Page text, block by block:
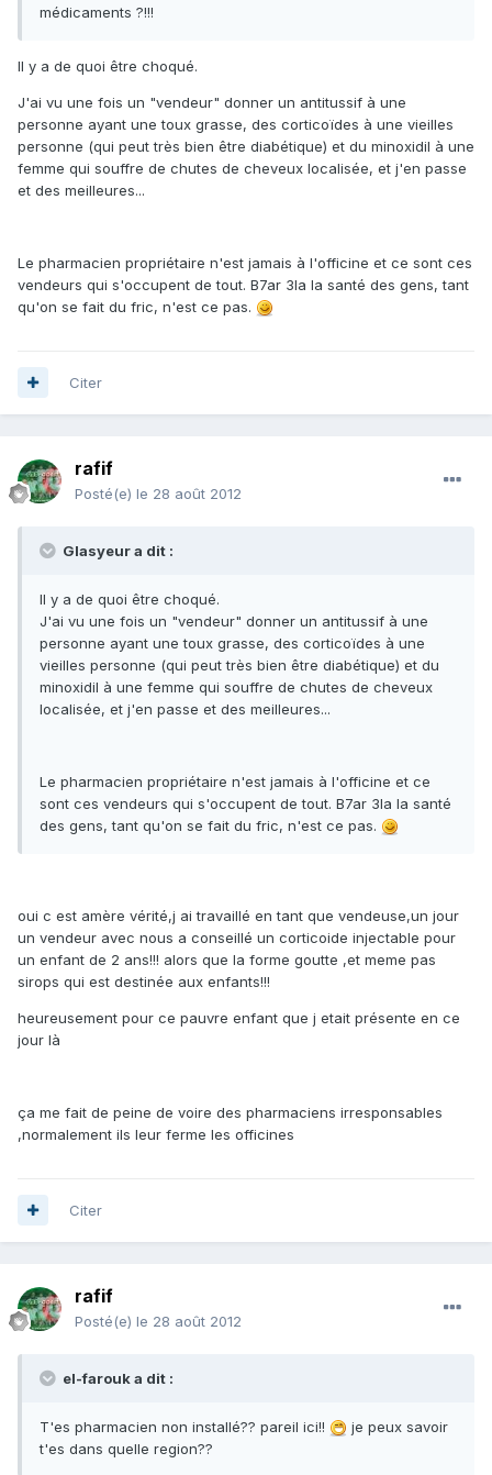
médicaments ?!!!
Il y a de quoi être choqué.
J'ai vu une fois un "vendeur" donner un antitussif à une
personne ayant une toux grasse, des corticoïdes à une vieilles
personne (qui peut très bien être diabétique) et du minoxidil à une
femme qui souffre de chutes de cheveux localisée, et j'en passe
et des meilleures...
Le pharmacien propriétaire n'est jamais à l'officine et ce sont ces
vendeurs qui s'occupent de tout. B7ar 3la la santé des gens, tant
qu'on se fait du fric, n'est ce pas.
Citer
rafif
Posté(e) le 28 août 2012
Glasyeur a dit :
Il y a de quoi être choqué.
J'ai vu une fois un "vendeur" donner un antitussif à une
personne ayant une toux grasse, des corticoïdes à une
vieilles personne (qui peut très bien être diabétique) et du
minoxidil à une femme qui souffre de chutes de cheveux
localisée, et j'en passe et des meilleures...
Le pharmacien propriétaire n'est jamais à l'officine et ce
sont ces vendeurs qui s'occupent de tout. B7ar 3la la santé
des gens, tant qu'on se fait du fric, n'est ce pas.
oui c est amère vérité,j ai travaillé en tant que vendeuse,un jour
un vendeur avec nous a conseillé un corticoide injectable pour
un enfant de 2 ans!!! alors que la forme goutte ,et meme pas
sirops qui est destinée aux enfants!!!
heureusement pour ce pauvre enfant que j etait présente en ce
jour là
ça me fait de peine de voire des pharmaciens irresponsables
,normalement ils leur ferme les officines
Citer
rafif
Posté(e) le 28 août 2012
el-farouk a dit :
T'es pharmacien non installé?? pareil ici!!
je peux savoir
t'es dans quelle region??